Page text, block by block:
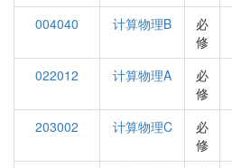
004040 计算物理B
必
修
022012 计算物理A
必
修
203002 计算物理C
必
修